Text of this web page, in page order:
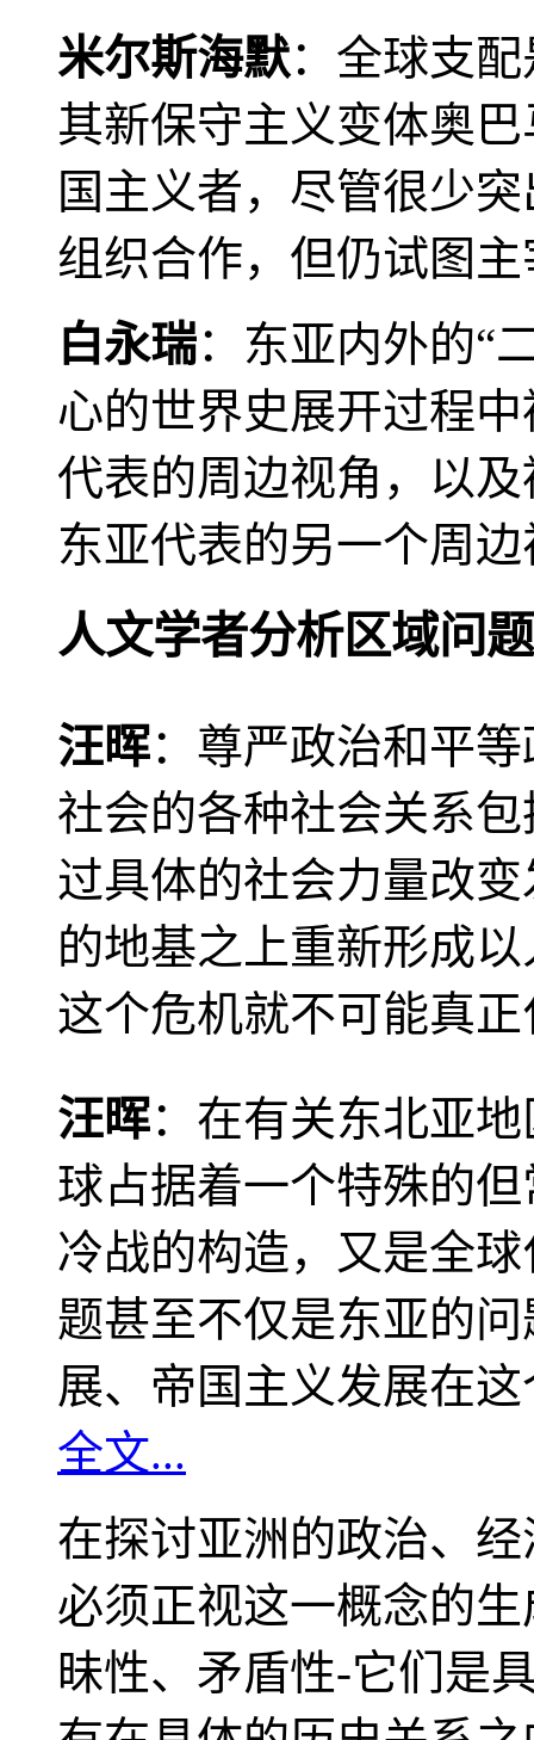
米尔斯海默：全球支
其新保守主义变体奥
国主义者，尽管很少
组织合作，但仍试图
白永瑞：东亚内外的“
心的世界史展开过程
代表的周边视角，以
东亚代表的另一个周
人文学者分析区域问题
汪晖：尊严政治和平
社会的各种社会关系
过具体的社会力量改
的地基之上重新形成
这个危机就不可能真
汪晖：在有关东北亚
球占据着一个特殊的
冷战的构造，又是全
题甚至不仅是东亚的
展、帝国主义发展在
全文...
在探讨亚洲的政治、
必须正视这一概念的
昧性、矛盾性-它们是